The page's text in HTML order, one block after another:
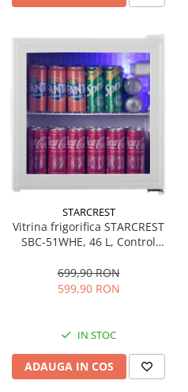
STARCREST
Vitrina frigorifica STARCREST
SBC-51WHE, 46 L, Control
48.8 cm, Alb
699,90 RON
599,90 RON
IN STOC
ADAUGA IN COS